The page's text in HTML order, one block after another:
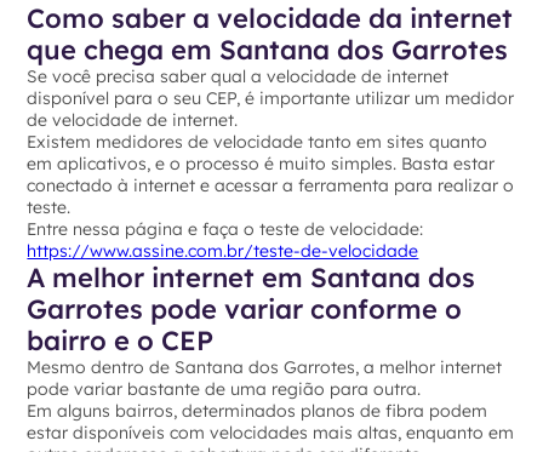
Como saber a velocidade da internet
que chega em Santana dos Garrotes
Se você precisa saber qual a velocidade de internet
disponível para o seu CEP, é importante utilizar um medidor
de velocidade de internet.
Existem medidores de velocidade tanto em sites quanto
em aplicativos, e o processo é muito simples. Basta estar
conectado à internet e acessar a ferramenta para realizar o
teste.
Entre nessa página e faça o teste de velocidade:
https://www.assine.com.br/teste-de-velocidade
A melhor internet em Santana dos
Garrotes pode variar conforme o
bairro e o CEP
Mesmo dentro de Santana dos Garrotes, a melhor internet
pode variar bastante de uma região para outra.
Em alguns bairros, determinados planos de fibra podem
estar disponíveis com velocidades mais altas, enquanto em